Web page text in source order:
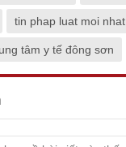
tin phap luat moi nhat
tâm y tế đông sơn